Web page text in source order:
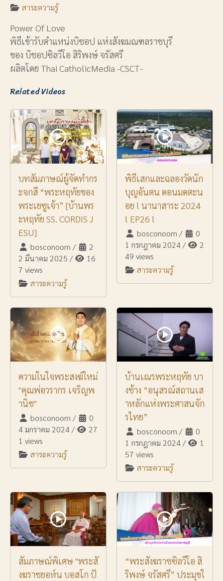
สาระความรู้
Power Of Love
พิธีเข้ารับตำแหน่งบิชอป แห่งสังฆมณฑลราชบุรี
ของ บิชอปซิลวีโอ สิริพงษ์ จรัสศรี
ผลิตโดย Thai CatholicMedia -CSCT-
Related Videos
บทสัมภาษณ์ผู้จัดทำกร
ะจกสี “พระหฤทัยของ
พระเยซูเจ้า” [บ้านพร
ะหฤทัย SS. CORDIS J
ESU]
bosconoom /
2
2 มีนาคม 2025 /
16
7 views
สาระความรู้
พิธีเสกและฉลองวัดนัก
บุญอันตน ดอนมดตะน
อย l นานาสาระ 2024
l EP26 l
bosconoom /
0
1 กรกฎาคม 2024/
2
49 views
สาระความรู้
ความในใจพระสงฆ์ใหม่
"คุณพ่อวรากร เจริญพ
านิช"
bosconoom /
0
4 มกราคม 2024/
27
1 views
สาระความรู้
บ้านเณรพระหฤทัย บา
งช้าง “อนุสรณ์สถานเส
าหลักแห่งพระศาสนจัก
รไทย”
bosconoom /
0
1 กรกฎาคม 2024/
1
57 views
สาระความรู้
สัมภาษณ์พิเศษ "พระสั
งฆราชยอห์น บอสโก ปั
“พระสังฆราชซิลวีโอ สิ
ริพงษ์ จรัสศรี” ประมุขใ